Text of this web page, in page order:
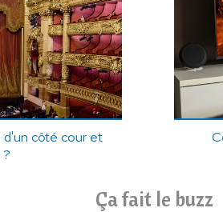
côté cour et
Ça fait le buzz